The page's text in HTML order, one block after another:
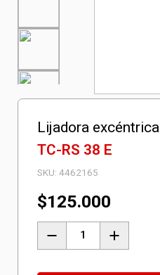
Lijadora excéntrica
TC-RS 38 E
SKU:4462165
$125.000
excéntrica